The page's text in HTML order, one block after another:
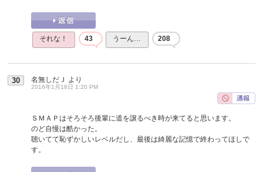
それな！ 43 うーん… 208
30 名無しだＪ より
2016年1月18日 1:20 PM
ＳＭＡＰはそろそろ後輩に道を譲るべき時が来てると思います。
のど自慢は酷かった。
聴いてて恥ずかしいレベルだし、最後は綺麗な記憶で終わってほしで
す。